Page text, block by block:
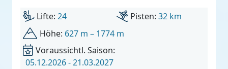
Lifte: 24 Pisten: 32 km
Höhe: 627 m – 1774 m
Voraussichtl. Saison:
05.12.2026 - 21.03.2027